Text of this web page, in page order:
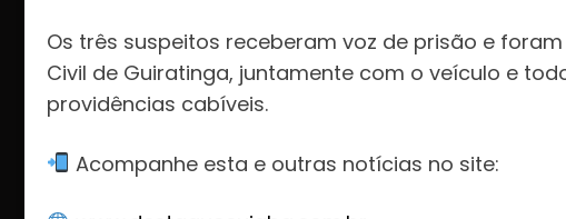
Os três suspeitos receberam voz de prisão e
Civil de Guiratinga, juntamente com o veículo e
providências cabíveis.
Acompanhe esta e outras notícias no site: